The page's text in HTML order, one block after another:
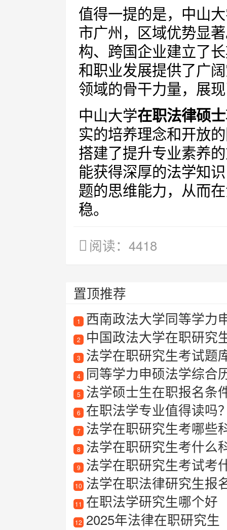
值得一提的是，中山
市广州，区域优势显
构、跨国企业建立了
和职业发展提供了广
领域的骨干力量，展
中山大学在职法律硕士
实的培养理念和开放
搭建了提升专业素养
能获得深厚的法学知
题的思维能力，从而
稳。
阅读：4418
置顶推荐
1 西南政法大学同等学力
2 中国政法大学在职研究
3 法学在职研究生考试题
4 同等学力申硕法学综合
5 法学硕士生在职报名条件
6 在职法学专业值得读吗
7 法学在职研究生考哪些
8 法学在职研究生考什么
9 法学在职研究生考试考
10 法学在职法律研究生报
11 在职法学研究生哪个好
12 2025年法律在职研究生